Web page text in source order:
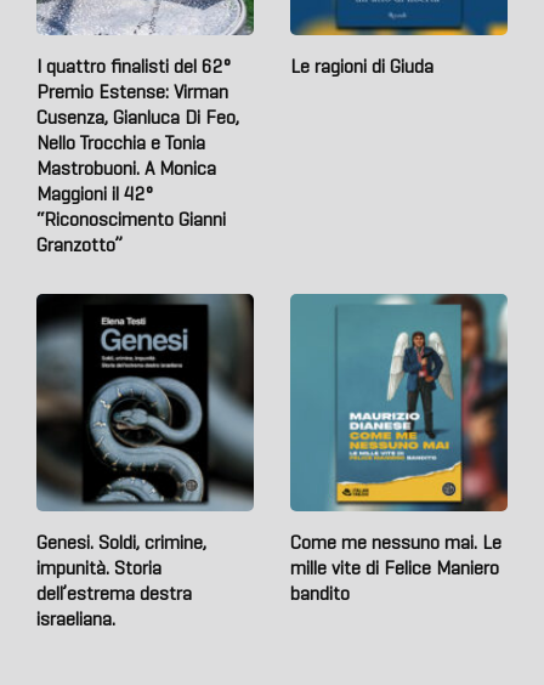
I quattro finalisti del 62°
Premio Estense: Virman
Cusenza, Gianluca Di Feo,
Nello Trocchia e Tonia
Mastrobuoni. A Monica
Maggioni il 42°
“Riconoscimento Gianni
Granzotto”
Le ragioni di Giuda
Genesi. Soldi, crimine,
impunità. Storia
dell’estrema destra
israeliana.
Come me nessuno mai. Le
mille vite di Felice Maniero
bandito